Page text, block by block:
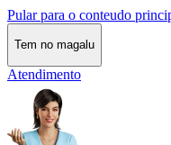
Pular para o conteudo
Tem no magalu
Atendimento